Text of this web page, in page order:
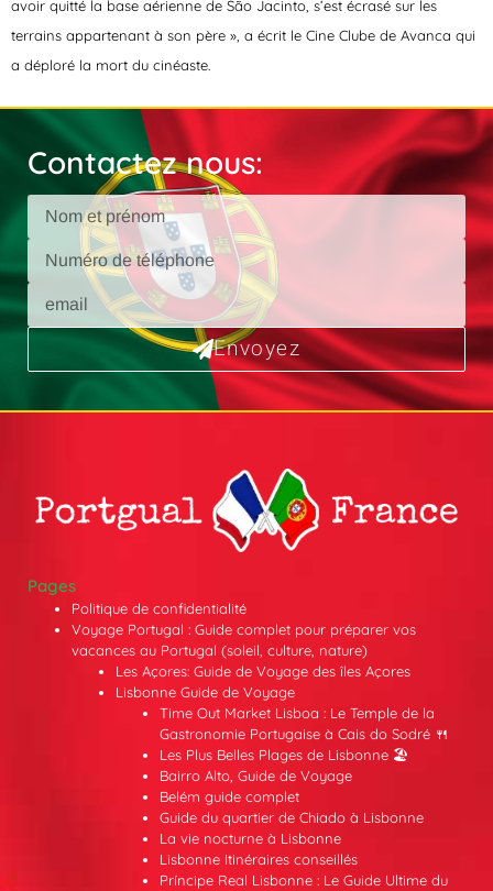
avoir quitté la base aérienne de São Jacinto, s’est écrasé sur les
terrains appartenant à son père », a écrit le Cine Clube de Avanca qui
a déploré la mort du cinéaste.
Contactez nous:
Envoyez
Pages
Politique de confidentialité
Voyage Portugal : Guide complet pour préparer vos
vacances au Portugal (soleil, culture, nature)
Les Açores: Guide de Voyage des îles Açores
Lisbonne Guide de Voyage
Time Out Market Lisboa : Le Temple de la
Gastronomie Portugaise à Cais do Sodré 🍴
Les Plus Belles Plages de Lisbonne 🏖️
Bairro Alto, Guide de Voyage
Belém guide complet
Guide du quartier de Chiado à Lisbonne
La vie nocturne à Lisbonne
Lisbonne Itinéraires conseillés
Príncipe Real Lisbonne : Le Guide Ultime du